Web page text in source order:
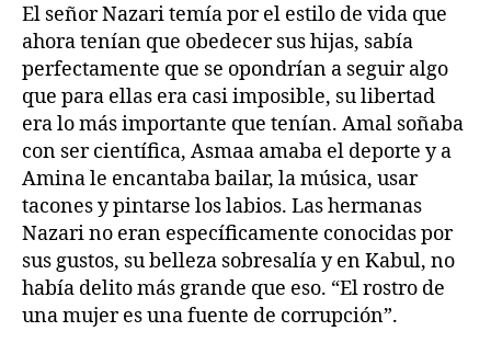
El señor Nazari temía por el estilo de vida que
ahora tenían que obedecer sus hijas, sabía
perfectamente que se opondrían a seguir algo
que para ellas era casi imposible, su libertad
era lo más importante que tenían. Amal soñaba
con ser científica, Asmaa amaba el deporte y a
Amina le encantaba bailar, la música, usar
tacones y pintarse los labios. Las hermanas
Nazari no eran específicamente conocidas por
sus gustos, su belleza sobresalía y en Kabul, no
había delito más grande que eso. “El rostro de
una mujer es una fuente de corrupción”.